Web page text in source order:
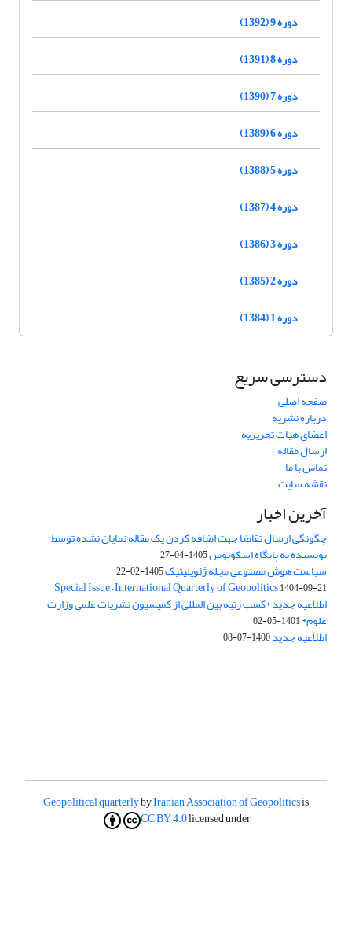
دوره 9 (1392)
دوره 8 (1391)
دوره 7 (1390)
دوره 6 (1389)
دوره 5 (1388)
دوره 4 (1387)
دوره 3 (1386)
دوره 2 (1385)
دوره 1 (1384)
دسترسی سریع
صفحه اصلی
درباره نشریه
اعضای هیات تحریریه
ارسال مقاله
تماس با ما
نقشه سایت
آخرین اخبار
چگونگی ارسال تقاضا جهت اضافه کردن یک مقاله نمایان نشده توسط
نویسنده به پایگاه اسکوپوس1405-04-27
سیاست هوش مصنوعی مجله ژئوپلیتیک1405-02-22
Special Issue – International Quarterly of Geopolitics1404-09-21
اطلاعیه جدید *کسب رتبه بین المللی از کمیسیون نشریات علمی وزارت
علوم*1401-05-02
اطلاعیه جدید1400-07-08
Geopolitical quarterlybyIranian Association of Geopoliticsis
licensed under
CC BY 4.0